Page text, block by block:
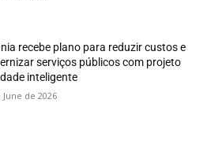
recebe plano para reduzir custos e
serviços públicos com projeto
inteligente
June de 2026